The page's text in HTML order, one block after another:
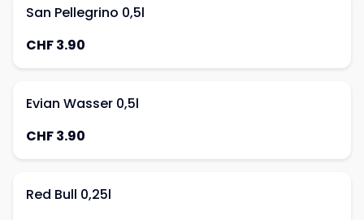
San Pellegrino 0,5l
CHF 3.90
Evian Wasser 0,5l
CHF 3.90
Red Bull 0,25l